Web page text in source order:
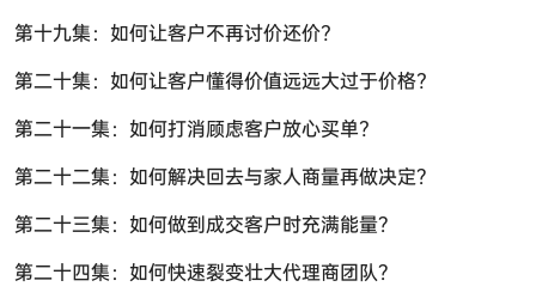
第十九集：如何让客户不再讨价还价?
第二十集：如何让客户懂得价值远远大过于价格?
第二十一集：如何打消顾虑客户放心买单?
第二十二集：如何解决回去与家人商量再做决定？
第二十三集：如何做到成交客户时充满能量？
第二十四集：如何快速裂变壮大代理商团队？